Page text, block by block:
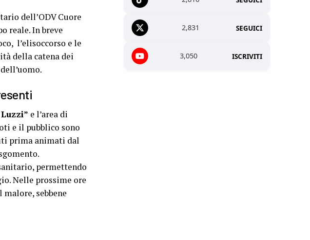
dell’ODV Cuore
reale. In breve
l’elisoccorso e le
della catena dei
e l’area di
e il pubblico sono
prima animati dal
permettendo
Nelle prossime ore
sebbene
2,831 SEGUICI
3,050 ISCRIVITI